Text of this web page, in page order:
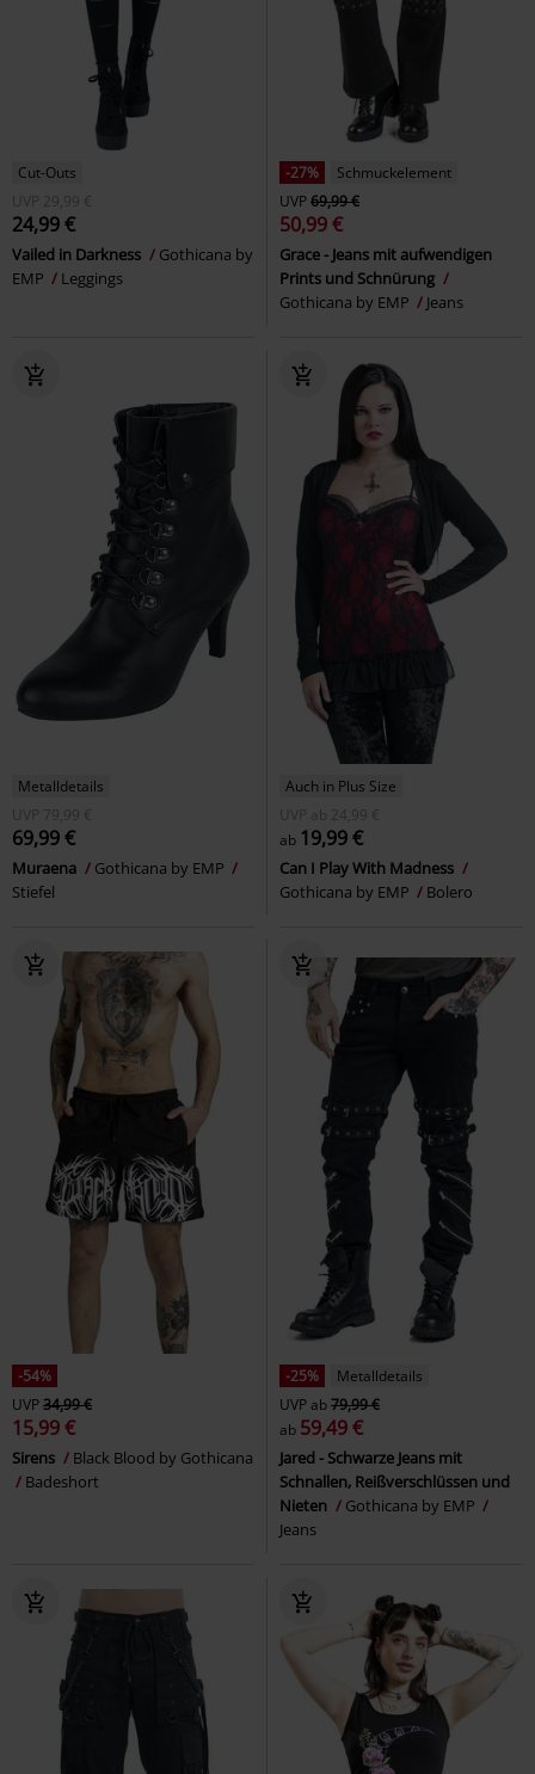
Cut-Outs
UVP
29,99 €
24,99 €
Vailed in Darkness
Gothicana by
EMP
Leggings
-27%
Schmuckelement
UVP69,99 €
50,99 €
Grace - Jeans mit aufwendigen
Prints und Schnürung
Gothicana by EMP
Jeans
Metalldetails
UVP
79,99 €
69,99 €
Muraena
Gothicana by EMP
Stiefel
Auch in Plus Size
UVP
ab 24,99 €
ab 19,99 €
Can I Play With Madness
Gothicana by EMP
Bolero
-54%
UVP34,99 €
15,99 €
Sirens
Black Blood by Gothicana
Badeshort
-25%
Metalldetails
UVPab79,99 €
ab 59,49 €
Jared - Schwarze Jeans mit
Schnallen, Reißverschlüssen und
Nieten
Gothicana by EMP
Jeans